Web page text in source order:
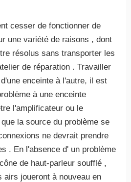
cesser de fonctionner de
une variété de raisons , dont
résolus sans transporter les
de réparation . Travailler
enceinte à l'autre, il est
à une enceinte
l'amplificateur ou le
la source du problème se
ne devrait prendre
. En l'absence d' un problème
de haut-parleur soufflé ,
airs joueront à nouveau en